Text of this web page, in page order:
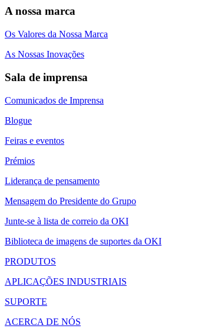
A nossa marca
Os Valores da Nossa Marca
As Nossas Inovações
Sala de imprensa
Comunicados de Imprensa
Blogue
Feiras e eventos
Prémios
Liderança de pensamento
Mensagem do Presidente do Grupo
Junte-se à lista de correio da OKI
Biblioteca de imagens de suportes da OKI
PRODUTOS
APLICAÇÕES INDUSTRIAIS
SUPORTE
ACERCA DE NÓS